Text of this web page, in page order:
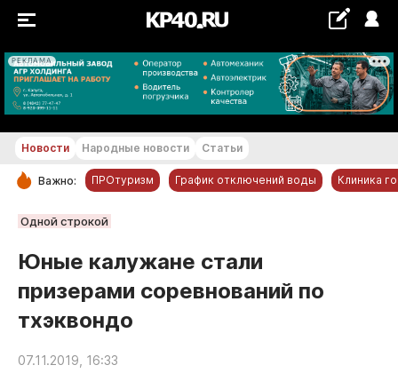
РЕКЛАМА
+11...+12 °С
РУБРИКИ
Новости компаний
Статьи
Народные новости
Авто и транспорт
Новости Народные новости Статьи
Важно: ПРОтуризм График отключений воды Клиника
Одной строкой
Юные калужане стали
призерами соревнований по
тхэквондо
07.11.2019, 16:33